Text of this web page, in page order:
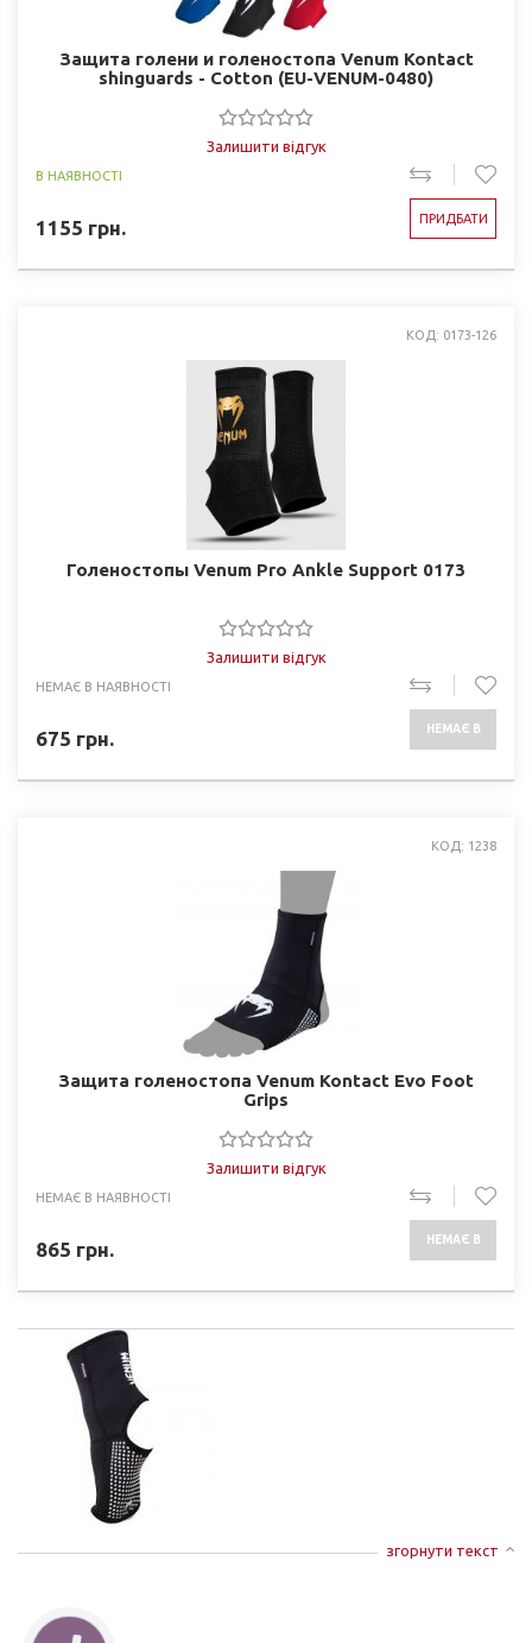
Защита голени и голеностопа Venum Kontact
shinguards - Cotton (EU-VENUM-0480)
Залишити відгук
В НАЯВНОСТІ
1155 грн. ПРИДБАТИ
КОД: 0173-126
Голеностопы Venum Pro Ankle Support 0173
Залишити відгук
НЕМАЄ В НАЯВНОСТІ
675 грн. НЕМАЄ В
КОД: 1238
Защита голеностопа Venum Kontact Evo Foot
Grips
Залишити відгук
НЕМАЄ В НАЯВНОСТІ
865 грн. НЕМАЄ В
згорнути текст